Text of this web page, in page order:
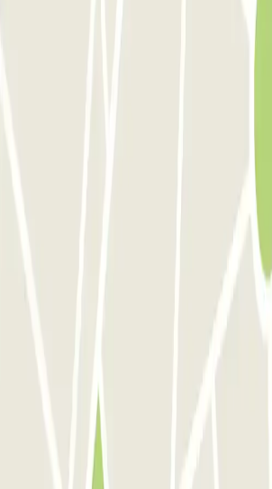
in Valladolid
SABA Estación Valladolid
Plaza de España - Inside Home
Doctrinos